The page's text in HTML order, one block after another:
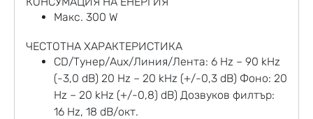
Макс. 300 W
ЧЕСТОТНА ХАРАКТЕРИСТИКА
CD/Тунер/Aux/Линия/Лента: 6 Hz – 90 kHz
(-3,0 dB) 20 Hz – 20 kHz (+/-0,3 dB) Фоно: 20
Hz – 20 kHz (+/-0,8) dB) Дозвуков филтър:
16 Hz, 18 dB/окт.